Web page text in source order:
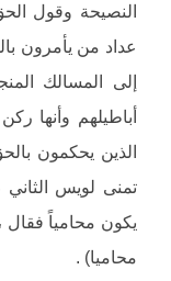
النصيحة وقول
عداد من يأمرون
إلى المسالك
أباطيلهم وأنها
الذين يحكمون
تمنى لويس
يكون محامياً فقال
محاميا) .